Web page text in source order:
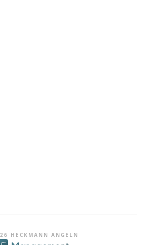
HECKMANN ANGELN